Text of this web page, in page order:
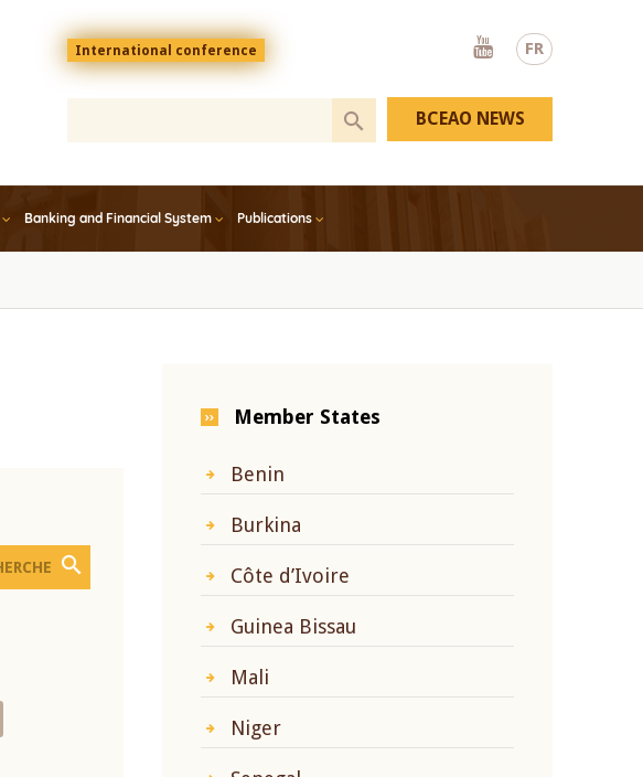
FR
Menu
top
En
International conference
Youtube
Banking and Financial System Publications
BCEAO NEWS
Member States
Benin
Burkina
Côte d’Ivoire
Guinea Bissau
Mali
Niger